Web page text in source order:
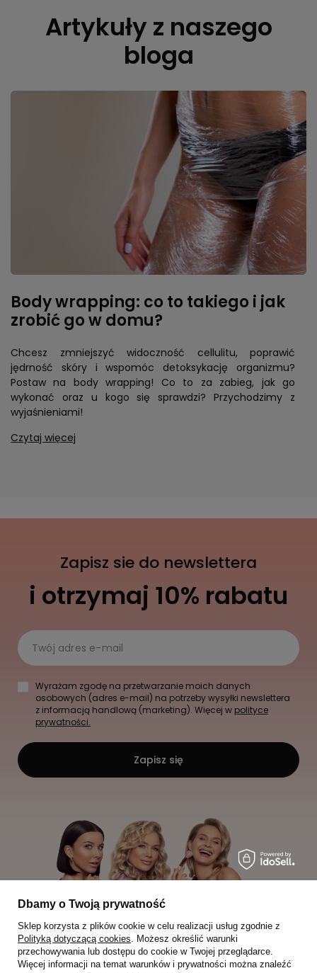
Artykuły z naszego
bloga
Body wrapping: co to takiego i jak
zrobić go w domu?
Chcesz zmniejszyć widoczność cellulitu, poprawić
jędrność skóry i wspomóc detoksykację organizmu?
Postaw na body wrapping! Co to za zabieg, jak go
wykonać oraz u kogo się sprawdzi? Przychodzimy z
wyjaśnieniami!
Czytaj więcej
Zapisz sie do newslettera
i otrzymaj 10% rabatu
Twój adres e-mail
Wyrażam zgodę na przetwarzanie moich danych
osobowych (adres e-mail) na potrzeby wysyłki newslettera
z informacją handlową (marketing). Więcej w polityce
prywatności.
Zapisz się
Dbamy o Twoją prywatność
Sklep korzysta z plików cookie w celu realizacji usług zgodnie z
Polityką dotyczącą cookies. Możesz określić warunki
przechowywania lub dostępu do cookie w Twojej przeglądarce.
Więcej informacji na temat warunków i prywatności można znaleźć